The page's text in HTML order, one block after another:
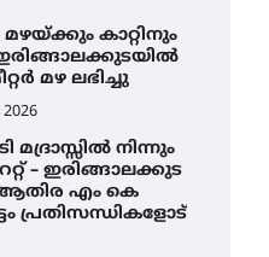
കാറ്റിനും
മഴ ലഭിച്ചു
നിന്നും
– ഇരിങ്ങാലക്കുട
ആതിര എം കെ
പ്രതിസന്ധികളോട്